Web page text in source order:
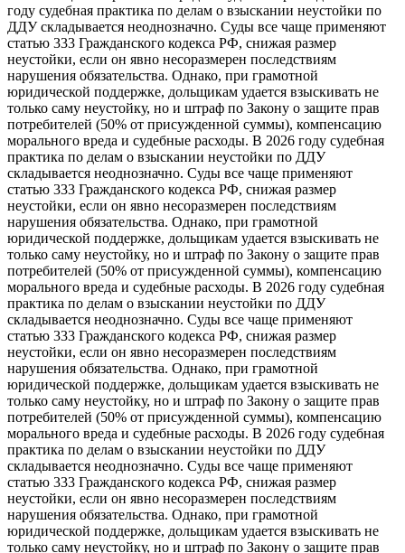
году судебная практика по делам о взыскании неустойки по
ДДУ складывается неоднозначно. Суды все чаще применяют
статью 333 Гражданского кодекса РФ, снижая размер
неустойки, если он явно несоразмерен последствиям
нарушения обязательства. Однако, при грамотной
юридической поддержке, дольщикам удается взыскивать не
только саму неустойку, но и штраф по Закону о защите прав
потребителей (50% от присужденной суммы), компенсацию
морального вреда и судебные расходы. В 2026 году судебная
практика по делам о взыскании неустойки по ДДУ
складывается неоднозначно. Суды все чаще применяют
статью 333 Гражданского кодекса РФ, снижая размер
неустойки, если он явно несоразмерен последствиям
нарушения обязательства. Однако, при грамотной
юридической поддержке, дольщикам удается взыскивать не
только саму неустойку, но и штраф по Закону о защите прав
потребителей (50% от присужденной суммы), компенсацию
морального вреда и судебные расходы. В 2026 году судебная
практика по делам о взыскании неустойки по ДДУ
складывается неоднозначно. Суды все чаще применяют
статью 333 Гражданского кодекса РФ, снижая размер
неустойки, если он явно несоразмерен последствиям
нарушения обязательства. Однако, при грамотной
юридической поддержке, дольщикам удается взыскивать не
только саму неустойку, но и штраф по Закону о защите прав
потребителей (50% от присужденной суммы), компенсацию
морального вреда и судебные расходы. В 2026 году судебная
практика по делам о взыскании неустойки по ДДУ
складывается неоднозначно. Суды все чаще применяют
статью 333 Гражданского кодекса РФ, снижая размер
неустойки, если он явно несоразмерен последствиям
нарушения обязательства. Однако, при грамотной
юридической поддержке, дольщикам удается взыскивать не
только саму неустойку, но и штраф по Закону о защите прав